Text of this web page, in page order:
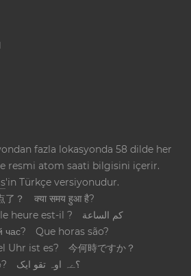
fazla lokasyonda 58 dilde her
resmi atom saati bilgisini içerir.
'in Türkçe versiyonudur.
了？
क्या समय हुआ है?
heure est-il ?
كم الساعة
час?
Que horas são?
Uhr ist es?
今何時ですか？
؟ےہ اوہ تقو ایک